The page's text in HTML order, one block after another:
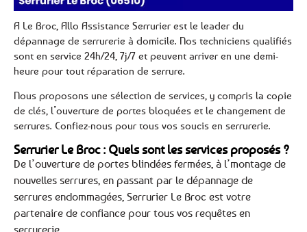
A Le Broc, Allo Assistance Serrurier est le leader du
dépannage de serrurerie à domicile. Nos techniciens qualifiés
sont en service 24h/24, 7j/7 et peuvent arriver en une demi-
heure pour tout réparation de serrure.
Nous proposons une sélection de services, y compris la copie
de clés, l’ouverture de portes bloquées et le changement de
serrures. Confiez-nous pour tous vos soucis en serrurerie.
Serrurier Le Broc : Quels sont les services proposés ?
De l’ouverture de portes blindées fermées, à l’montage de
nouvelles serrures, en passant par le dépannage de
serrures endommagées, Serrurier Le Broc est votre
partenaire de confiance pour tous vos requêtes en
serrurerie.